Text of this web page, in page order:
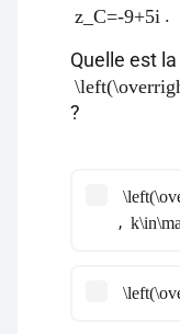
z_C=-9+5i .
Quelle est
?
,